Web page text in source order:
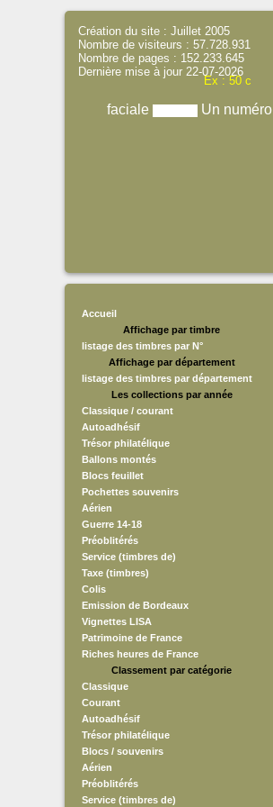
Ex : 50 c
faciale Un numéro
Création du site : Juillet 2005
Nombre de visiteurs : 57.728.931
Nombre de pages : 152.233.645
Dernière mise à jour 22-07-2026
Accueil
Affichage par timbre
listage des timbres par N°
Affichage par département
listage des timbres par département
Les collections par année
Classique / courant
Autoadhésif
Trésor philatélique
Ballons montés
Blocs feuillet
Pochettes souvenirs
Aérien
Guerre 14-18
Préoblitérés
Service (timbres de)
Taxe (timbres)
Colis
Emission de Bordeaux
Vignettes LISA
Patrimoine de France
Riches heures de France
Classement par catégorie
Classique
Courant
Autoadhésif
Trésor philatélique
Blocs / souvenirs
Aérien
Préoblitérés
Service (timbres de)